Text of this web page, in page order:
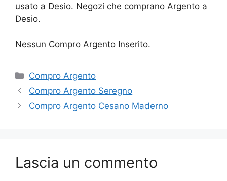
usato a Desio. Negozi che comprano Argento a
Desio.
Nessun Compro Argento Inserito.
Categorie
Compro Argento
Compro Argento Seregno
Compro Argento Cesano Maderno
Lascia un commento